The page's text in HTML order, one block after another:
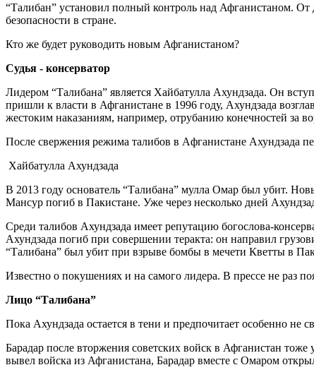
“Талибан” установил полный контроль над Афганистаном.
безопасности в стране.
Кто же будет руководить новым Афганистаном?
Cудья - консерватор
Лидером “Талибана” является Хайбатулла Ахундзада. Он
пришли к власти в Афганистане в 1996 году, Ахундзада
жестоким наказаниям, например, отрубанию конечностей за
После свержения режима талибов в Aфганистане Ахундзада
Хайбатулла Ахундзада
В 2013 году основатель “Талибана” мулла Омар был убит.
Мансур погиб в Пакистане. Уже через несколько дней
Среди талибов Ахундзада имеет репутацию богослова-
Ахундзада погиб при совершении теракта: он направил
“Талибана” был убит при взрыве бомбы в мечети Кветты в
Известно о покушениях и на самого лидера. В прессе не раз
Лицо “Талибана”
Пока Ахундзада остается в тени и предпочитает особенно не
Барадар после вторжения советских войск в Афганистан
вывел войска из Афганистана, Барадар вместе с Омаром